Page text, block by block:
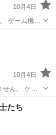
10月4日
ゲーム機が
る方にお譲
10月4日
ん。 ケー
ないので動
りします。
たち